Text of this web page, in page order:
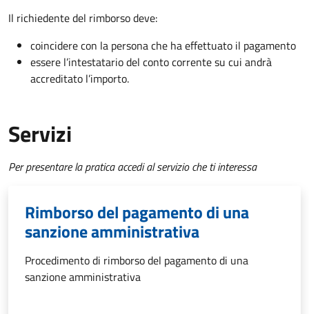
Il richiedente del rimborso deve:
coincidere con la persona che ha effettuato il pagamento
essere l’intestatario del conto corrente su cui andrà
accreditato l’importo.
Servizi
Per presentare la pratica accedi al servizio che ti interessa
Rimborso del pagamento di una
sanzione amministrativa
Procedimento di rimborso del pagamento di una
sanzione amministrativa